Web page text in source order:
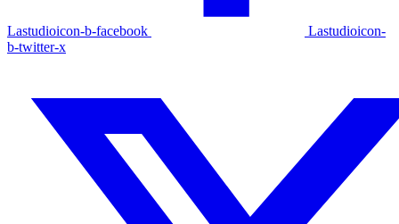
Lastudioicon-b-facebook
Lastudioicon-
b-twitter-x